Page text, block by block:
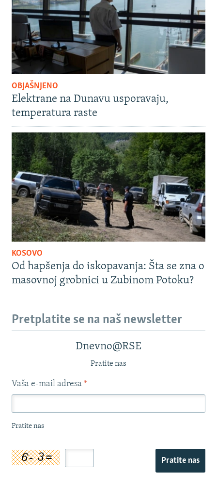
OBJAŠNJENO
Elektrane na Dunavu usporavaju,
temperatura raste
KOSOVO
Od hapšenja do iskopavanja: Šta se zna o
masovnoj grobnici u Zubinom Potoku?
Pretplatite se na naš newsletter
Dnevno@RSE
Pratite nas
Vaša e-mail adresa *
Pratite nas
Pratite nas